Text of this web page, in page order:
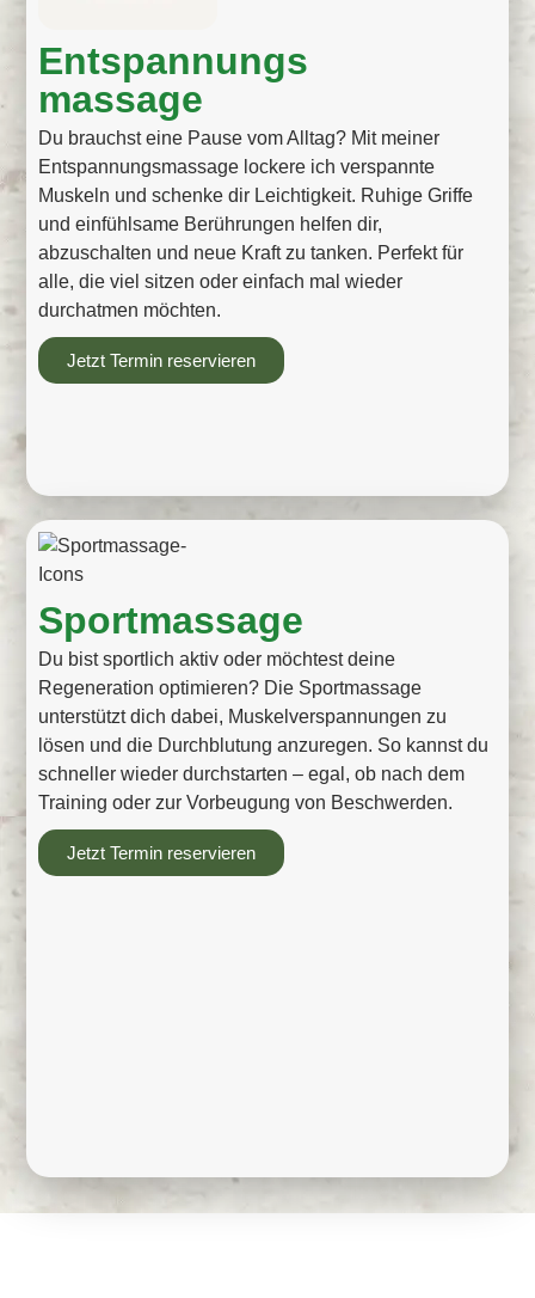
Entspannungs
massage
Du brauchst eine Pause vom Alltag? Mit meiner
Entspannungsmassage lockere ich verspannte
Muskeln und schenke dir Leichtigkeit. Ruhige Griffe
und einfühlsame Berührungen helfen dir,
abzuschalten und neue Kraft zu tanken. Perfekt für
alle, die viel sitzen oder einfach mal wieder
durchatmen möchten.
Jetzt Termin reservieren
Sportmassage
Du bist sportlich aktiv oder möchtest deine
Regeneration optimieren? Die Sportmassage
unterstützt dich dabei, Muskelverspannungen zu
lösen und die Durchblutung anzuregen. So kannst du
schneller wieder durchstarten – egal, ob nach dem
Training oder zur Vorbeugung von Beschwerden.
Jetzt Termin reservieren